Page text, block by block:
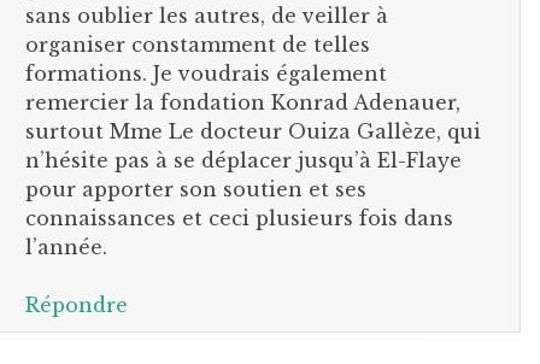
sans oublier les autres, de veiller à
organiser constamment de telles
formations. Je voudrais également
remercier la fondation Konrad Adenauer,
surtout Mme Le docteur Ouiza Gallèze, qui
n’hésite pas à se déplacer jusqu’à El-Flaye
pour apporter son soutien et ses
connaissances et ceci plusieurs fois dans
l’année.
Répondre